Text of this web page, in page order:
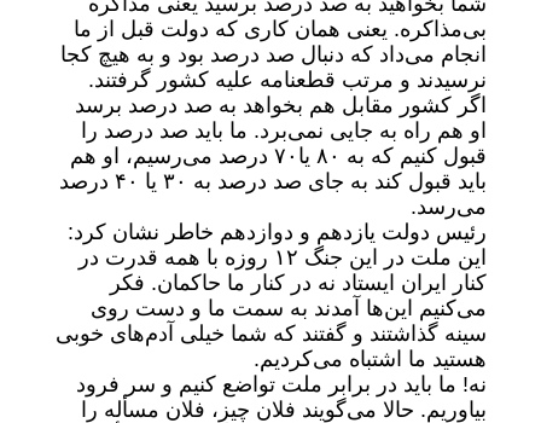
بی‌مذاکره. یعنی همان کاری که دولت قبل از ما
انجام می‌داد که دنبال صد درصد بود و به هیچ کجا
نرسیدند و مرتب قطعنامه علیه کشور گرفتند.
اگر کشور مقابل هم بخواهد به صد درصد برسد
او هم راه به جایی نمی‌برد. ما باید صد درصد را
قبول کنیم که به ۸۰ یا۷۰ درصد می‌رسیم، او هم
باید قبول کند به جای صد درصد به ۳۰ یا ۴۰ درصد
می‌رسد.
رئیس دولت یازدهم و دوازدهم خاطر نشان کرد:
این ملت در این جنگ ۱۲ روزه با همه قدرت در
کنار ایران ایستاد نه در کنار ما حاکمان. فکر
می‌کنیم این‌ها آمدند به سمت ما و دست روی
سینه گذاشتند و گفتند که شما خیلی آدم‌های خوبی
هستید ما اشتباه می‌کردیم.
نه! ما باید در برابر ملت تواضع کنیم و سر فرود
بیاوریم. حالا می‌گویند فلان چیز، فلان مسأله را